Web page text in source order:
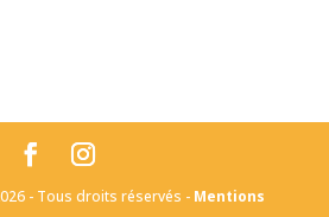
- Tous droits réservés - Mentions